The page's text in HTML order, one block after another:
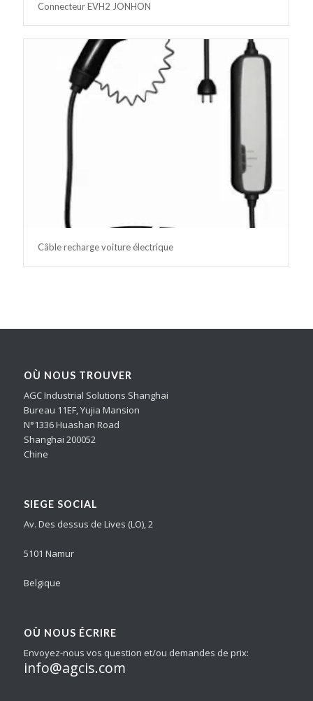
Connecteur EVH2 JONHON
Câble recharge voiture électrique
OÙ NOUS TROUVER
AGC Industrial Solutions Shanghai
Bureau 11EF, Yujia Mansion
N°1336 Huashan Road
Shanghai 200052
Chine
SIEGE SOCIAL
Av. Des dessus de Lives (LO), 2
5101 Namur
Belgique
OÙ NOUS ÉCRIRE
Envoyez-nous vos question et/ou demandes de prix:
info@agcis.com